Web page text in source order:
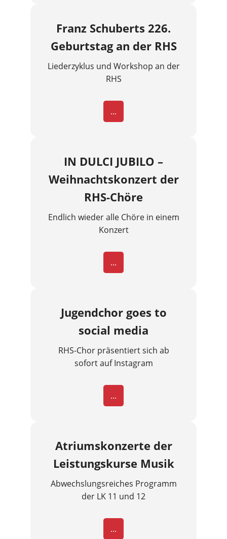
Franz Schuberts 226.
Geburtstag an der RHS
Liederzyklus und Workshop an der
RHS
...
IN DULCI JUBILO –
Weihnachtskonzert der
RHS-Chöre
Endlich wieder alle Chöre in einem
Konzert
...
Jugendchor goes to
social media
RHS-Chor präsentiert sich ab
sofort auf Instagram
...
Atriumskonzerte der
Leistungskurse Musik
Abwechslungsreiches Programm
der LK 11 und 12
...